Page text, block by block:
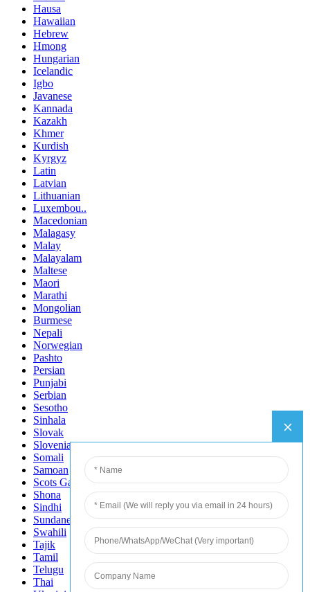
Hausa
Hawaiian
Hebrew
Hmong
Hungarian
Icelandic
Igbo
Javanese
Kannada
Kazakh
Khmer
Kurdish
Kyrgyz
Latin
Latvian
Lithuanian
Luxembou..
Macedonian
Malagasy
Malay
Malayalam
Maltese
Maori
Marathi
Mongolian
Burmese
Nepali
Norwegian
Pashto
Persian
Punjabi
Serbian
Sesotho
Sinhala
Slovak
Slovenian
Somali
Samoan
Scots Gaelic
Shona
Sindhi
Sundanese
Swahili
Tajik
Tamil
Telugu
Thai